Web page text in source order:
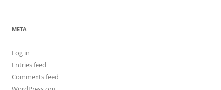
META
Log in
Entries feed
Comments feed